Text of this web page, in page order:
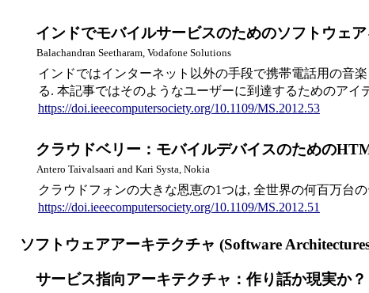
インドでモバイルサービスのためのソフトウェ
Balachandran Seetharam, Vodafone Solutions
インドではインターネット以外の手段で携帯電話用の音
る. 本記事ではそのようなユーザーに到達するためのアイ
https://doi.ieeecomputersociety.org/10.1109/MS.2012.53
クラウドベリー：モバイルデバイスのための
Antero Taivalsaari and Kari Systa, Nokia
クラウドフォンの大きな恩恵の1つは, 全世界の何百万台
https://doi.ieeecomputersociety.org/10.1109/MS.2012.51
ソフトウェアアーキテクチャ (Software
サービス指向アーキテクチャ：作り話か現実か